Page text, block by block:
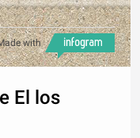
with
El los